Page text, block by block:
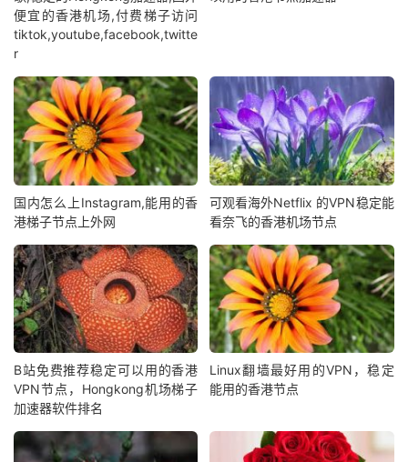
便宜的香港机场,付费梯子访问
tiktok,youtube,facebook,twitte
r
国内怎么上Instagram,能用的香
港梯子节点上外网
可观看海外Netflix 的VPN稳定能
看奈飞的香港机场节点
B站免费推荐稳定可以用的香港
VPN节点，Hongkong机场梯子
加速器软件排名
Linux翻墙最好用的VPN，稳定
能用的香港节点